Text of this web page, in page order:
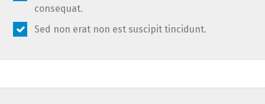
consequat.
Sed non erat non est suscipit tincidunt.